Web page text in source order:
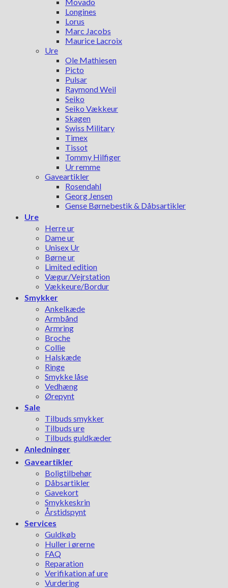
Longines
Lorus
Marc Jacobs
Maurice Lacroix
Ure
Ole Mathiesen
Picto
Pulsar
Raymond Weil
Seiko
Seiko Vækkeur
Skagen
Swiss Military
Timex
Tissot
Tommy Hilfiger
Ur remme
Gaveartikler
Rosendahl
Georg Jensen
Gense Børnebestik & Dåbsartikler
Ure
Herre ur
Dame ur
Unisex Ur
Børne ur
Limited edition
Vægur/Vejrstation
Vækkeure/Bordur
Smykker
Ankelkæde
Armbånd
Armring
Broche
Collie
Halskæde
Ringe
Smykke låse
Vedhæng
Ørepynt
Sale
Tilbuds smykker
Tilbuds ure
Tilbuds guldkæder
Anledninger
Gaveartikler
Boligtilbehør
Dåbsartikler
Gavekort
Smykkeskrin
Årstidspynt
Services
Guldkøb
Huller i ørerne
FAQ
Reparation
Verifikation af ure
Vurdering